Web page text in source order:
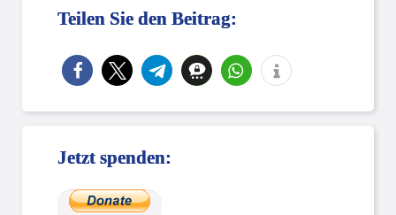
Teilen Sie den Beitrag:
Jetzt spenden: